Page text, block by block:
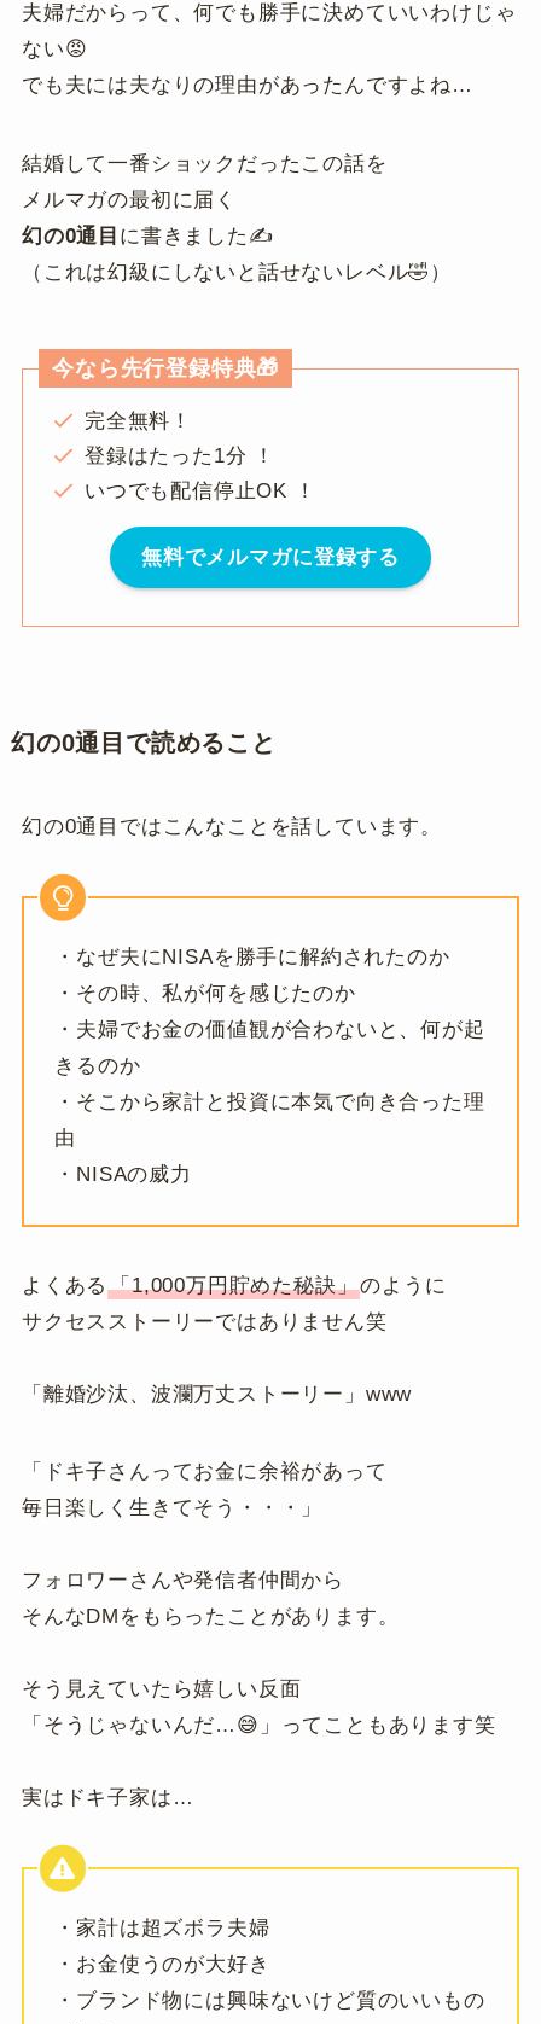
夫婦だからって、何でも勝手に決めていいわけじゃ
ない😡
でも夫には夫なりの理由があったんですよね…
結婚して一番ショックだったこの話を
メルマガの最初に届く
幻の0通目 に書きました✍️
（これは幻級にしないと話せないレベル🤣）
今なら先行登録特典🎁
完全無料！
登録はたった1分 ！
いつでも配信停止OK ！
無料でメルマガに登録する
幻の0通目で読めること
幻の0通目ではこんなことを話しています。
・なぜ夫にNISAを勝手に解約されたのか
・その時、私が何を感じたのか
・夫婦でお金の価値観が合わないと、何が起
きるのか
・そこから家計と投資に本気で向き合った理
由
・NISAの威力
よくある「1,000万円貯めた秘訣」のように
サクセスストーリーではありません笑
「離婚沙汰、波瀾万丈ストーリー」www
「ドキ子さんってお金に余裕があって
毎日楽しく生きてそう・・・」
フォロワーさんや発信者仲間から
そんなDMをもらったことがあります。
そう見えていたら嬉しい反面
「そうじゃないんだ…😅」ってこともあります笑
実はドキ子家は…
・家計は超ズボラ夫婦
・お金使うのが大好き
・ブランド物には興味ないけど質のいいもの